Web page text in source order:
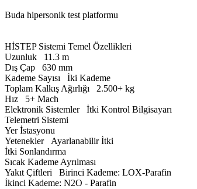
Buda hipersonik test platformu
HİSTEP Sistemi Temel Özellikleri
Uzunluk 11.3 m
Dış Çap 630 mm
Kademe Sayısı İki Kademe
Toplam Kalkış Ağırlığı 2.500+ kg
Hız 5+ Mach
Elektronik Sistemler İtki Kontrol Bilgisayarı
Telemetri Sistemi
Yer İstasyonu
Yetenekler Ayarlanabilir İtki
İtki Sonlandırma
Sıcak Kademe Ayrılması
Yakıt Çiftleri Birinci Kademe: LOX-Parafin
İkinci Kademe: N2O - Parafin